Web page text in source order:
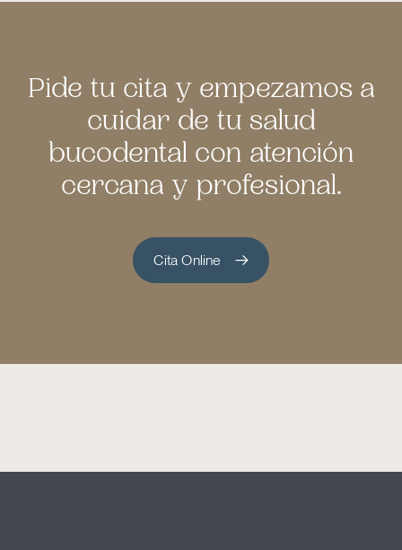
Pide tu cita y empezamos a
cuidar de tu salud
bucodental con atención
cercana y profesional.
Cita Online